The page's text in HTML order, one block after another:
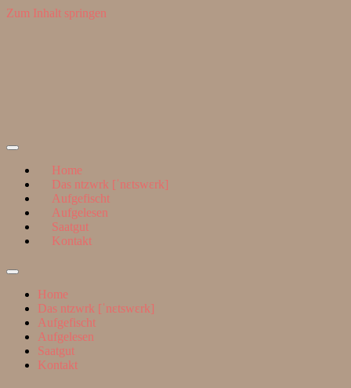
Zum Inhalt springen
Home
Das ntzwrk [ˈnɛtswɛrk]
Aufgefischt
Aufgelesen
Saatgut
Kontakt
Suchfeld
ein-/ausblenden
Home
Das ntzwrk [ˈnɛtswɛrk]
Aufgefischt
Aufgelesen
Saatgut
Kontakt